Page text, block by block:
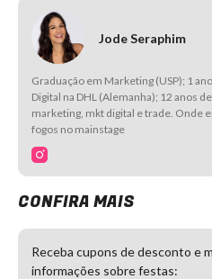
Jode Seraphim
Graduação em Marketing (USP); 1
Digital na DHL (Alemanha); 12 anos
marketing, mkt digital e trade. Onde
fogos no mainstage
CONFIRA MAIS
Receba cupons de desconto e
informações sobre festas: